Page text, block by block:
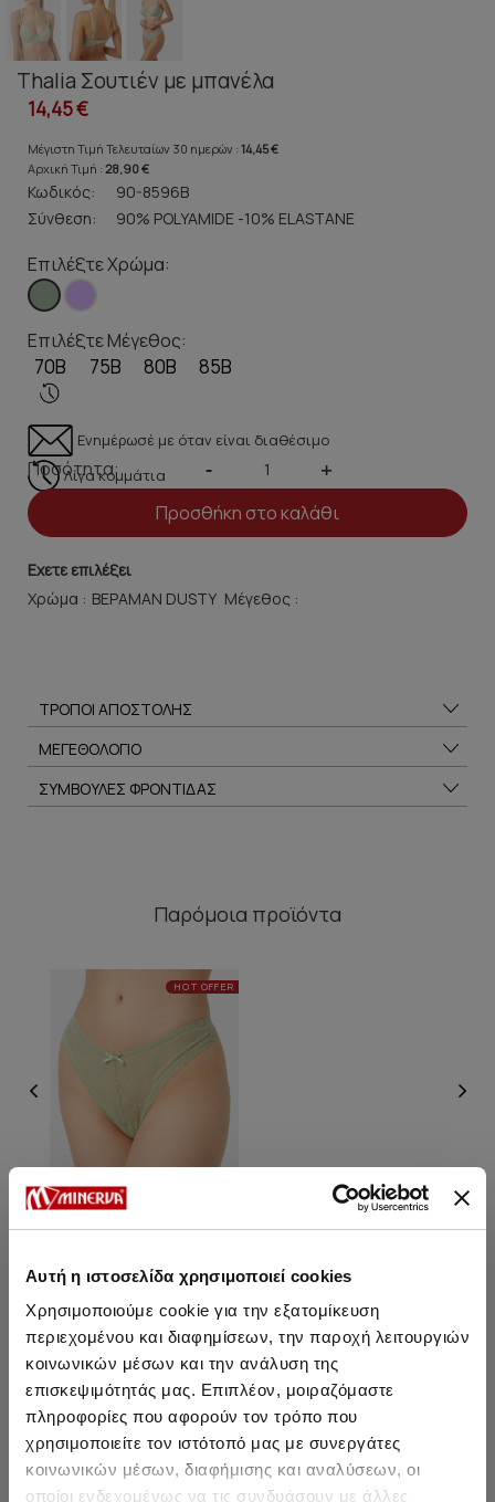
Αυτή η ιστοσελίδα χρησιμοποιεί cookies
Χρησιμοποιούμε cookie για την εξατομίκευση
περιεχομένου και διαφημίσεων, την παροχή λειτουργιών
κοινωνικών μέσων και την ανάλυση της
επισκεψιμότητάς μας. Επιπλέον, μοιραζόμαστε
πληροφορίες που αφορούν τον τρόπο που
χρησιμοποιείτε τον ιστότοπό μας με συνεργάτες
κοινωνικών μέσων, διαφήμισης και αναλύσεων, οι
οποίοι ενδεχομένως να τις συνδυάσουν με άλλες
Thalia Σουτιέν με μπανέλα
14,45 €
Μέγιστη Τιμή Τελευταίων 30 ημερών : 14,45 €
Αρχική Τιμή : 28,90 €
Κωδικός:
90-8596B
Σύνθεση:
90% POLYAMIDE -10% ELASTANE
Επιλέξτε Χρώμα:
Επιλέξτε Μέγεθος:
70B 75B 80B 85B
Ενημέρωσέ με όταν είναι διαθέσιμο
Λίγα κομμάτια
Ποσότητα: - +
Προσθήκη στο καλάθι
Εχετε επιλέξει
Χρώμα :
Μέγεθος :
ΤΡΟΠΟΙ ΑΠΟΣΤΟΛΗΣ
ΜΕΓΕΘΟΛΟΓΙΟ
ΣΥΜΒΟΥΛΕΣ ΦΡΟΝΤΙΔΑΣ
Παρόμοια προϊόντα
HOT OFFER
Thalia String Brazilian Σλιπ
6,95 €
Μπορεί να σου αρέσει επίσης